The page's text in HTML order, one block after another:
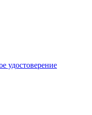
удостоверение